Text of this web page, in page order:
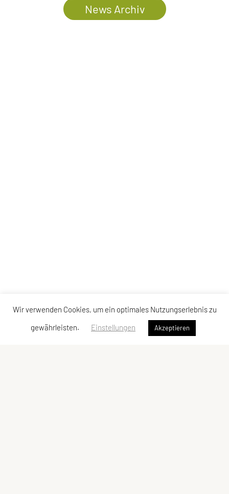
News Archiv
Wir verwenden Cookies, um ein optimales Nutzungserlebnis zu
gewährleisten.
Einstellungen Akzeptieren